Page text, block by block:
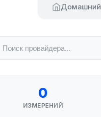
Домашний
0
ИЗМЕРЕНИЙ